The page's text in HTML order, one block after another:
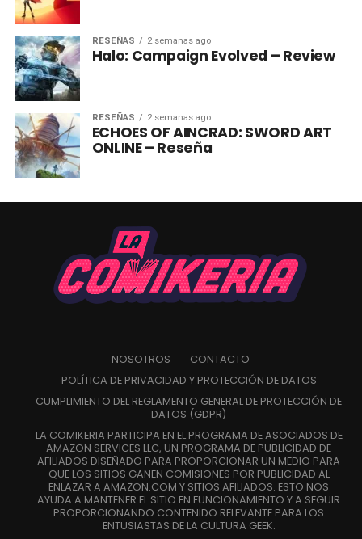
RESEÑAS 2 semanas ago
Halo: Campaign Evolved – Review
RESEÑAS 2 semanas ago
ECHOES OF AINCRAD: SWORD ART
ONLINE – Reseña
NOSOTROS
CONTACTO
POLÍTICA DE PRIVACIDAD Y PROTECCIÓN DE DATOS
CUMPLIMIENTO DEL REGLAMENTO GENERAL DE PROTECCIÓN DE
DATOS (GDPR)
LA COMIKERIA PARTICIPA EN EL PROGRAMA DE ASOCIADOS DE
AMAZON SERVICES LLC, UN PROGRAMA DE PUBLICIDAD DE
AFILIADOS DISEÑADO PARA PROPORCIONAR UN MEDIO PARA
QUE LOS SITIOS GANEN COMISIONES POR PUBLICIDAD AL
ENLAZAR A AMAZON.COM Y SITIOS AFILIADOS. ESTO NOS
AYUDA A MANTENER EL SITIO EN FUNCIONAMIENTO Y A SEGUIR
PROPORCIONANDO CONTENIDO RELEVANTE PARA LOS
ENTUSIASTAS DE LA CULTURA GEEK.